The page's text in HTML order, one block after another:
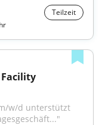
Teilzeit
w/d unterstützt